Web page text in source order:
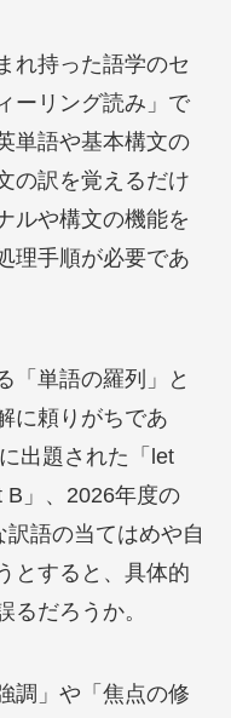
れ持った語学のセ
ーリング読み」で
単語や基本構文の
の訳を覚えるだけ
ルや構文の機能を
理手順が必要であ
「単語の羅列」と
に頼りがちであ
出題された「let
B」、2026年度の
訳語の当てはめや自
とすると、具体的
るだろうか。
調」や「焦点の修